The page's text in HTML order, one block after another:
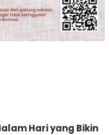
Hari yang Bikin